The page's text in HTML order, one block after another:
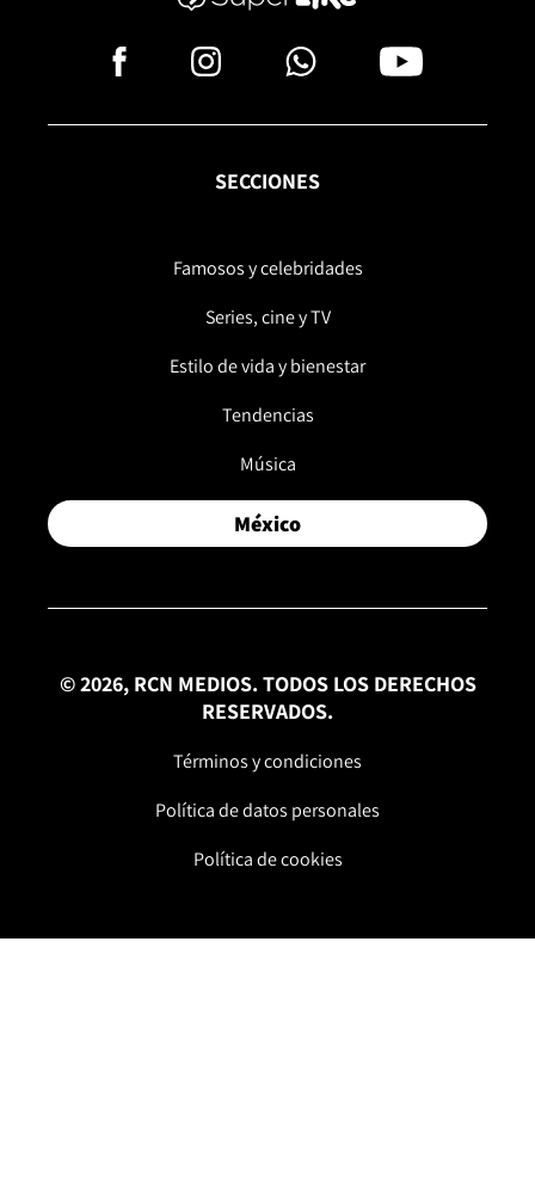
SECCIONES
Famosos y celebridades
Series, cine y TV
Estilo de vida y bienestar
Tendencias
Música
México
© 2026, RCN MEDIOS. TODOS LOS DERECHOS
RESERVADOS.
Términos y condiciones
Política de datos personales
Política de cookies